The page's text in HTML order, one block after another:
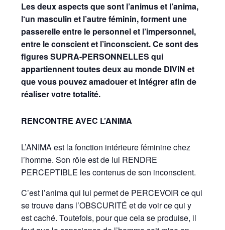
Les deux aspects que sont l’animus et l’anima,
l‘un masculin et l’autre féminin, forment une
passerelle entre le personnel et l’impersonnel,
entre le conscient et l’inconscient. Ce sont des
figures SUPRA-PERSONNELLES qui
appartiennent toutes deux au monde DIVIN et
que vous pouvez amadouer et intégrer afin de
réaliser votre totalité.
RENCONTRE AVEC L’ANIMA
L’ANIMA est la fonction intérieure féminine chez
l’homme. Son rôle est de lui RENDRE
PERCEPTIBLE les contenus de son inconscient.
C’est l’anima qui lui permet de PERCEVOIR ce qui
se trouve dans l’OBSCURITÉ et de voir ce qui y
est caché. Toutefois, pour que cela se produise, il